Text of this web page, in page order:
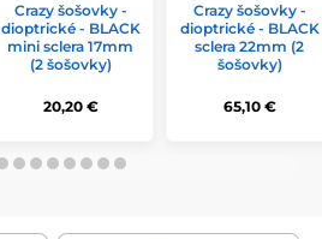
Crazy šošovky -
dioptrické - BLACK
mini sclera 17mm
(2 šošovky)
20,20 €
Crazy šošovky -
dioptrické - BLACK
sclera 22mm (2
šošovky)
65,10 €